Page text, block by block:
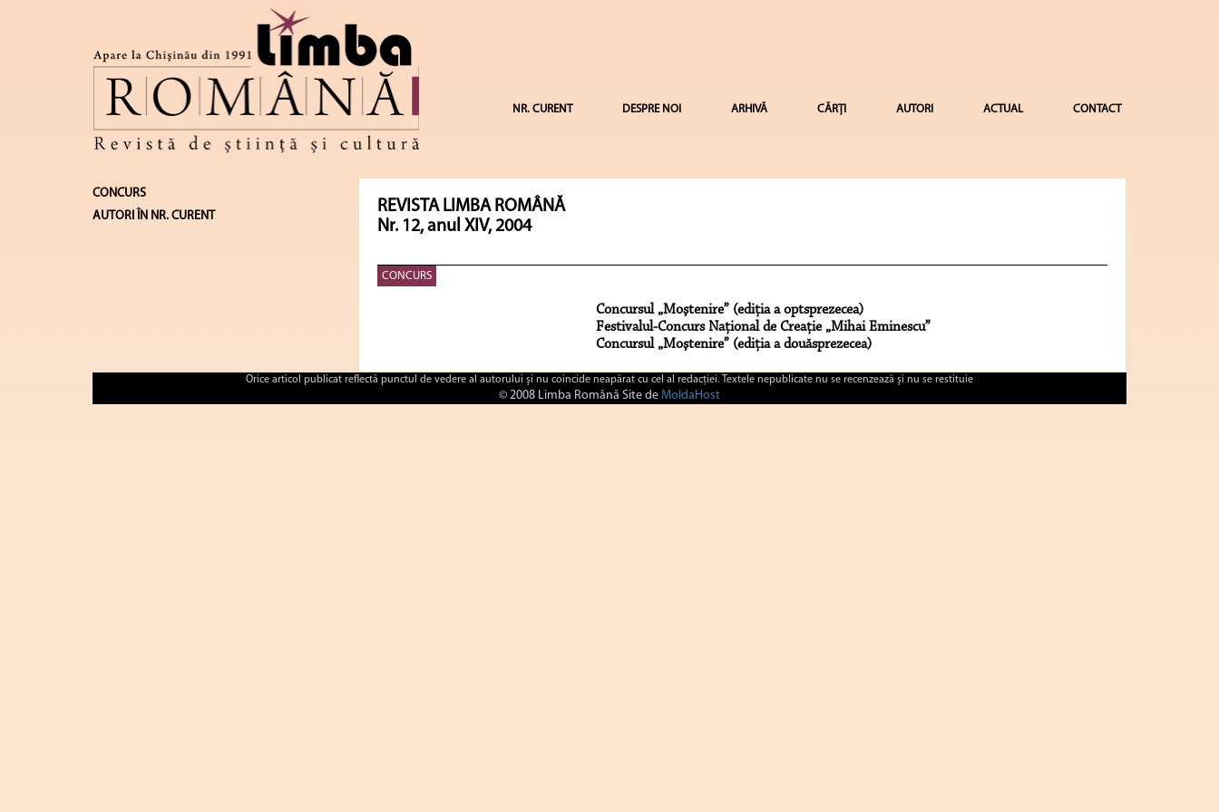
NR. CURENT DESPRE NOI ARHIVĂ CĂRȚI AUTORI ACTUAL CONTACT
CONCURS
AUTORI ÎN NR. CURENT
REVISTA LIMBA ROMÂNĂ
Nr. 12, anul XIV, 2004
CONCURS
Concursul „Moştenire” (ediţia a optsprezecea)
Festivalul-Concurs Naţional de Creaţie „Mihai Eminescu”
Concursul „Moştenire” (ediţia a douăsprezecea)
Orice articol publicat reflectă punctul de vedere al autorului şi nu coincide neapărat cu cel al redacţiei. Textele nepublicate nu se recenzează şi nu se restituie
© 2008 Limba Română Site de MoldaHost